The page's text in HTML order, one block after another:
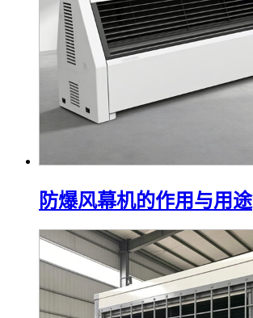
防爆风幕机的作用与用途